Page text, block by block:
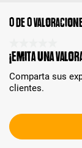
0 de 0
Calificación
¡Emita una
Comparta sus
clientes.